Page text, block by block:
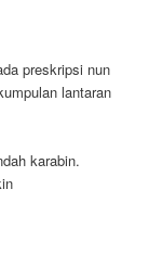
preskripsi nun
lantaran
karabin.